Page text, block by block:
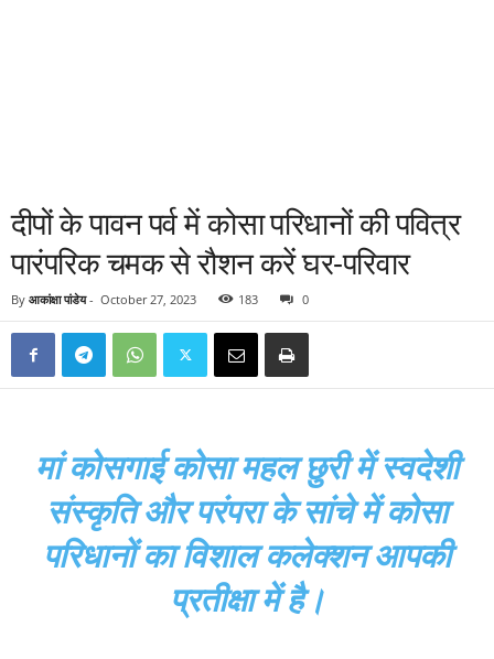
दीपों के पावन पर्व में कोसा परिधानों की पवित्र
पारंपरिक चमक से रौशन करें घर-परिवार
By आकांक्षा पांडेय- October 27, 2023 183 0
मां कोसगाई कोसा महल छुरी में स्वदेशी
संस्कृति और परंपरा के सांचे में कोसा
परिधानों का विशाल कलेक्शन आपकी
प्रतीक्षा में है।